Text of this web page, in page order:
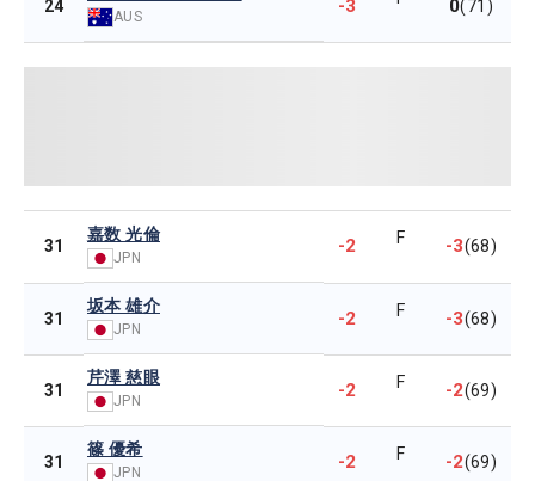
24
AUS -3 0(71)
31
嘉数 光倫
JPN
-2 F -3(68)
31
坂本 雄介
JPN -2 F -3(68)
31
芹澤 慈眼
JPN -2 F -2(69)
31
篠 優希
JPN -2 F -2(69)